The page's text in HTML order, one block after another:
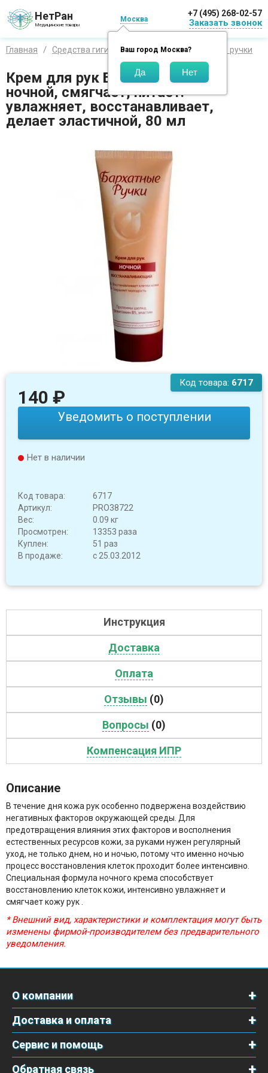
НетРан
Медицинские товары
Москва
Ваш город Москва?
+7 (495) 268-02-57
Заказать звонок
Главная Средства гигиены Бренды Бархатные ручки
Крем для рук Бархатные ручки
ночной, смягчает, питает.
увлажняет, восстанавливает,
делает эластичной, 80 мл
Код товара: 6717
140 ₽
Уведомить о поступлении
Нет в наличии
Код товара:
6717
Артикул:
PRO38722
Вес:
0.09 кг
Просмотрен:
13353 раза
Куплен:
51 раз
В продаже:
с 25.03.2012
Инструкция
Доставка
Оплата
Отзывы (0)
Вопросы (0)
Компенсация ИПР
Описание
В течение дня кожа рук особенно подвержена воздействию
негативных факторов окружающей среды. Для
предотвращения влияния этих факторов и восполнения
естественных ресурсов кожи, за руками нужен регулярный
уход, не только днем, но и ночью, потому что именно ночью
процесс восстановления клеток проходит более интенсивно.
Специальная формула ночного крема способствует
восстановлению клеток кожи, интенсивно увлажняет и
смягчает кожу рук .
* Внешний вид, характеристики и комплектация могут быть
изменены фирмой-производителем без предварительного
уведомления.
О компании
Доставка и оплата
Сервис и помощь
Обратная связь